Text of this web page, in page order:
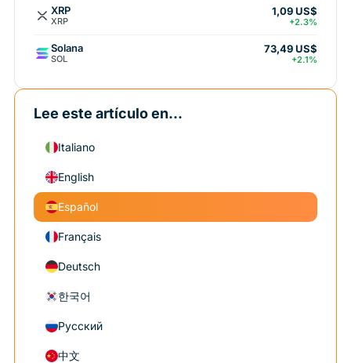
XRP
XRP
1,09 US$
+2.3%
Solana
SOL
73,49 US$
+2.1%
Lee este artículo en...
Italiano
English
Español
Français
Deutsch
한국어
Русский
中文